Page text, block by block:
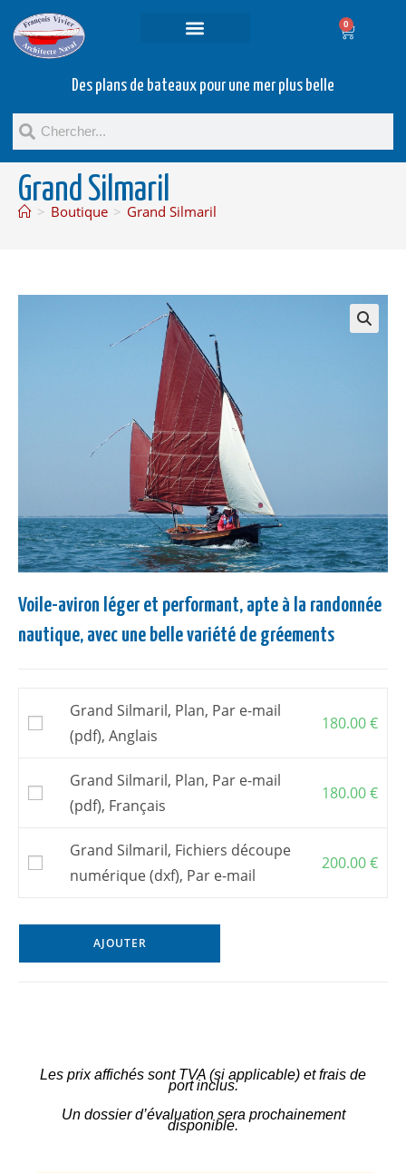
0
Des plans de bateaux pour une mer plus belle
Grand Silmaril
> Boutique > Grand Silmaril
Voile-aviron léger et performant, apte à la randonnée
nautique, avec une belle variété de gréements
Grand Silmaril, Plan, Par e-mail
(pdf), Anglais
180.00€
Grand Silmaril, Plan, Par e-mail
(pdf), Français
180.00€
Grand Silmaril, Fichiers découpe
numérique (dxf), Par e-mail
200.00€
AJOUTER
Les prix affichés sont TVA (si applicable) et frais de
port inclus.
Un dossier d’évaluation sera prochainement
disponible.